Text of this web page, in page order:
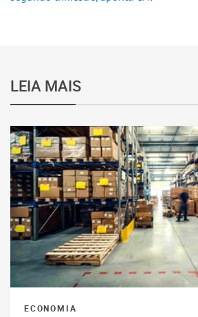
LEIA MAIS
ECONOMIA